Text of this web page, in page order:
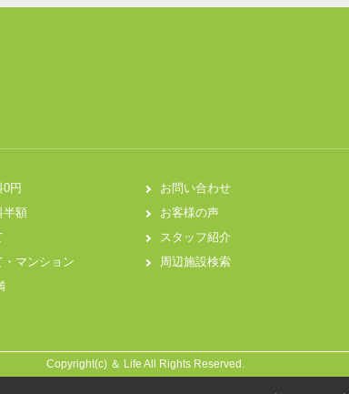
円
半額
マンション
お問い合わせ
お客様の声
スタッフ紹介
周辺施設検索
Copyright(c) ＆ Life All Rights Reserved.